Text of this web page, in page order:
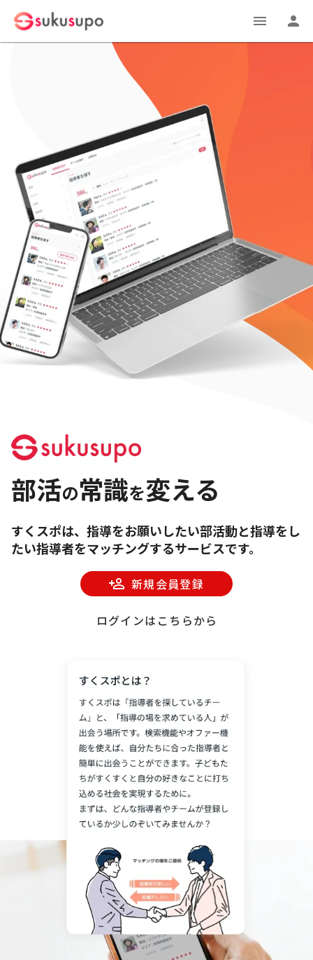
部活の常識を変える
すくスポは、指導をお願いしたい部活動と指導をし
たい指導者をマッチングするサービスです。
新規会員登録
ログインはこちらから